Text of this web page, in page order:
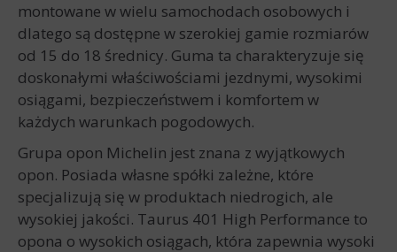
montowane w wielu samochodach osobowych i
dlatego są dostępne w szerokiej gamie rozmiarów
od 15 do 18 średnicy. Guma ta charakteryzuje się
doskonałymi właściwościami jezdnymi, wysokimi
osiągami, bezpieczeństwem i komfortem w
każdych warunkach pogodowych.
Grupa opon Michelin jest znana z wyjątkowych
opon. Posiada własne spółki zależne, które
specjalizują się w produktach niedrogich, ale
wysokiej jakości. Taurus 401 High Performance to
opona o wysokich osiągach, która zapewnia wysoki